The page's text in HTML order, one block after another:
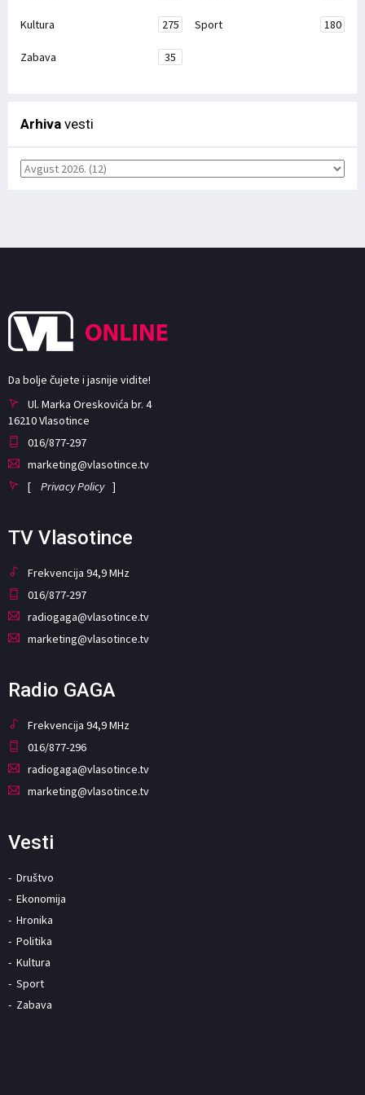
Kultura 275 Sport 180
Zabava 35
Arhiva vesti
Da bolje čujete i jasnije vidite!
Ul. Marka Oreskovića br. 4
16210 Vlasotince
016/877-297
marketing@vlasotince.tv
[ Privacy Policy ]
TV Vlasotince
Frekvencija 94,9 MHz
016/877-297
radiogaga@vlasotince.tv
marketing@vlasotince.tv
Radio GAGA
Frekvencija 94,9 MHz
016/877-296
radiogaga@vlasotince.tv
marketing@vlasotince.tv
Vesti
Društvo
Ekonomija
Hronika
Politika
Kultura
Sport
Zabava